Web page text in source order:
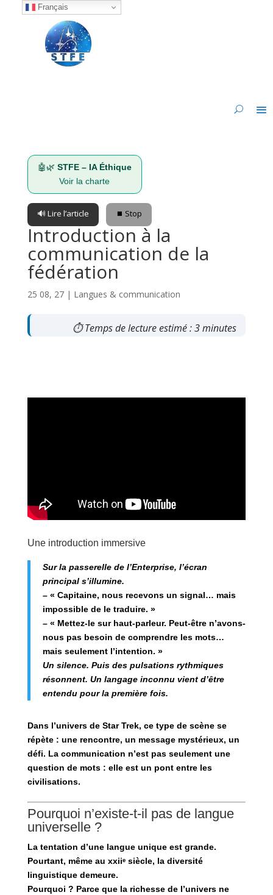
🤖🌿 STFE – IA Éthique
Voir la charte
🔊 Lire l’article ⏹️ Stop
Introduction à la
communication de la
fédération
25 08, 27| Langues & communication
⏱ Temps de lecture estimé : 3 minutes
Une introduction immersive
Sur la passerelle de l’Enterprise, l’écran
principal s’illumine.
– « Capitaine, nous recevons un signal… mais
impossible de le traduire. »
– « Mettez-le sur haut-parleur. Peut-être n’avons-
nous pas besoin de comprendre les mots…
mais seulement l’intention. »
Un silence. Puis des pulsations rythmiques
résonnent. Un langage inconnu vient d’être
entendu pour la première fois.
Dans l’univers de Star Trek, ce type de scène se
répète : une rencontre, un message mystérieux, un
défi. La communication n’est pas seulement une
question de mots : elle est un pont entre les
civilisations.
Pourquoi n’existe-t-il pas de langue
universelle ?
La tentation d’une langue unique est grande.
Pourtant, même au xxiiᵉ siècle, la diversité
linguistique demeure.
Pourquoi ? Parce que la richesse de l’univers ne
Français